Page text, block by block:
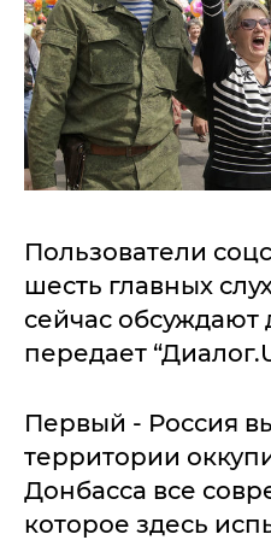
Пользователи
шесть главных
сейчас обсуждают
передает
Первый - Россия
территории
Донбасса все
которое здесь